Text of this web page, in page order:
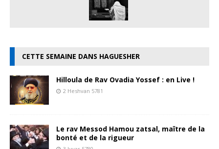
CETTE SEMAINE DANS HAGUESHER
Hilloula de Rav Ovadia Yossef : en Live !
2 Heshvan 5781
Le rav Messod Hamou zatsal, maître de la
bonté et de la rigueur